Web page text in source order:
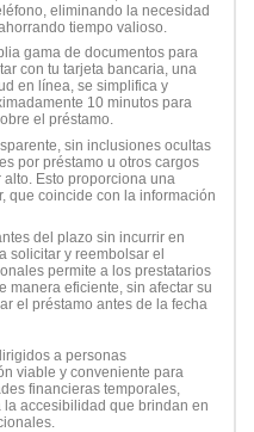
eliminando la necesidad
tiempo valioso.
gama de documentos para
con tu tarjeta bancaria, una
en línea, se simplifica y
10 minutos para
el préstamo.
sin inclusiones ocultas
por préstamo u otros cargos
Esto proporciona una
que coincide con la información
del plazo sin incurrir en
solicitar y reembolsar el
permite a los prestatarios
manera eficiente, sin afectar su
el préstamo antes de la fecha
a personas
viable y conveniente para
financieras temporales,
accesibilidad que brindan en